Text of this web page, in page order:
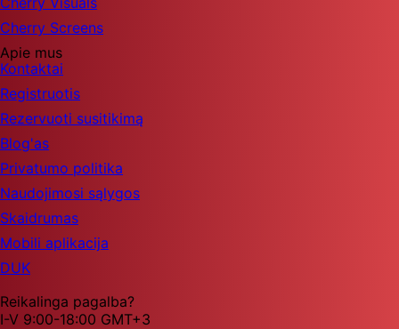
Cherry Screens
Apie mus
Kontaktai
Registruotis
Rezervuoti susitikimą
Blog'as
Privatumo politika
Naudojimosi sąlygos
Skaidrumas
Mobili aplikacija
DUK
Reikalinga pagalba?
I-V 9:00-18:00 GMT+3